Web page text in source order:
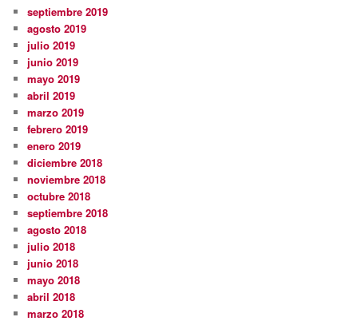
septiembre 2019
agosto 2019
julio 2019
junio 2019
mayo 2019
abril 2019
marzo 2019
febrero 2019
enero 2019
diciembre 2018
noviembre 2018
octubre 2018
septiembre 2018
agosto 2018
julio 2018
junio 2018
mayo 2018
abril 2018
marzo 2018